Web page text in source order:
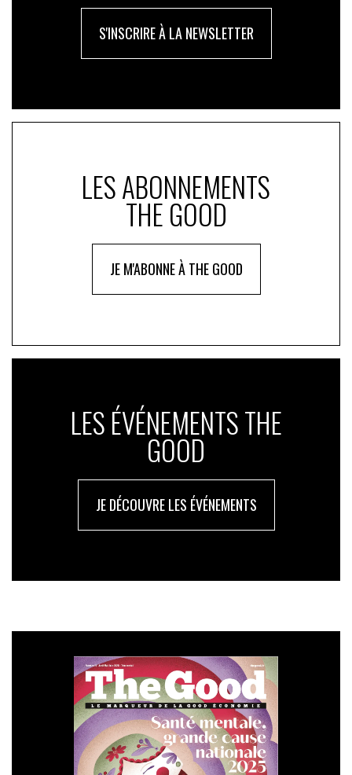
S'INSCRIRE À LA NEWSLETTER
LES ABONNEMENTS
THE GOOD
JE M'ABONNE À THE GOOD
LES ÉVÉNEMENTS THE
GOOD
JE DÉCOUVRE LES ÉVÉNEMENTS